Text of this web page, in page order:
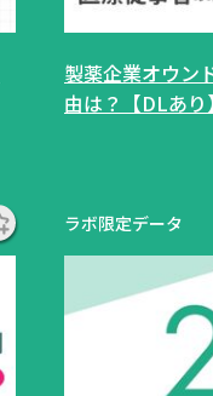
製薬企業オウン
由は？【DLあり】
ラボ限定データ